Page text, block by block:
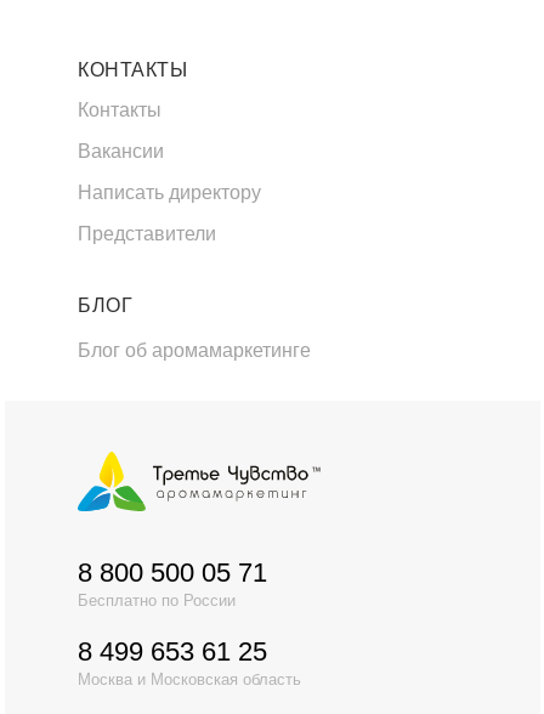
8 800 500 05 71
Бесплатно по России
8 499 653 61 25
Москва и Московская область
КОНТАКТЫ
Контакты
Вакансии
Написать директору
БЛОГ
Блог об аромамаркетинге
Представители